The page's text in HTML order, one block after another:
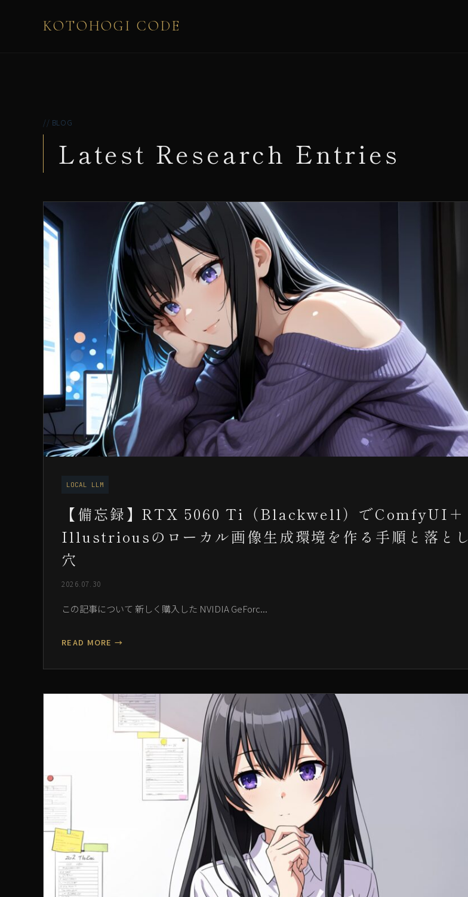
KOTOHOGI CODE
// BLOG
Latest Research Entries
LOCAL LLM
【備忘録】RTX 5060 Ti（Blackwell）でComfyUI＋
Illustriousのローカル画像生成環境を作る手順と落とし
穴
2026.07.30
この記事について 新しく購入した NVIDIA GeForc...
READ MORE →